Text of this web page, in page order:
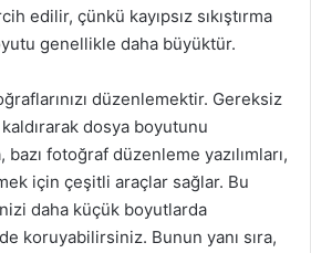
edilir, çünkü kayıpsız sıkıştırma
genellikle daha büyüktür.
düzenlemektir. Gereksiz
dosya boyutunu
fotoğraf düzenleme yazılımları,
için çeşitli araçlar sağlar. Bu
daha küçük boyutlarda
koruyabilirsiniz. Bunun yanı sıra,